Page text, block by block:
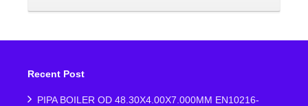
Recent Post
PIPA BOILER OD 48.30X4.00X7.000MM EN10216-